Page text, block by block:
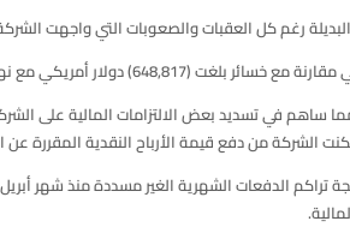
رغم كل العقبات والصعوبات التي واجهت
ساهم في تسديد بعض الالتزامات المالية على
من دفع قيمة الأرباح النقدية المقررة عن